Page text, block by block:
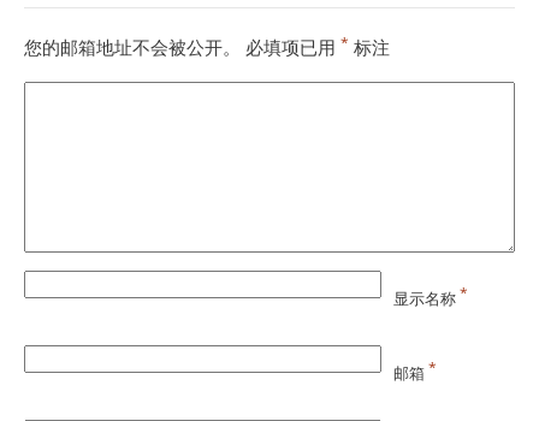
您的邮箱地址不会被公开。 必填项已用 * 标注
显示名称*
邮箱*